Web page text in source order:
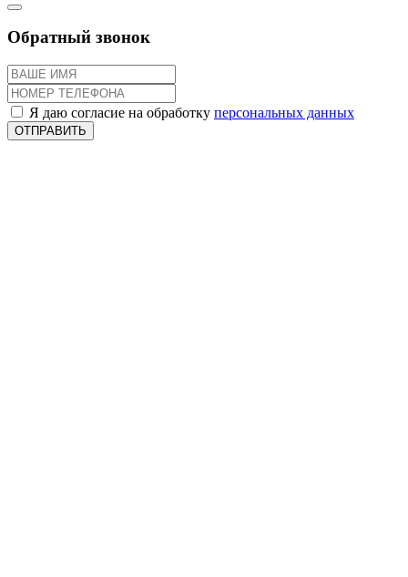
Обратный звонок
Я даю согласие на обработку персональных данных
ОТПРАВИТЬ